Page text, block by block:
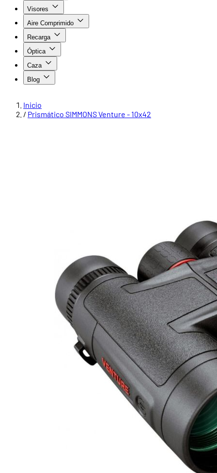
Visores
Aire Comprimido
Recarga
Óptica
Caza
Blog
Inicio
/ Prismático SIMMONS Venture - 10x42